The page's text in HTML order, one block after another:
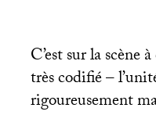
C’est sur la scène
très codifié –
rigoureusement